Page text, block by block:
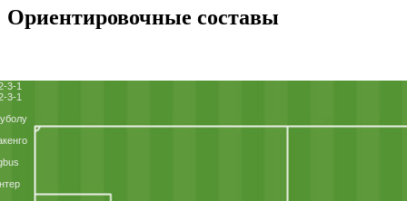
Ориентировочные составы
3-1
3-1